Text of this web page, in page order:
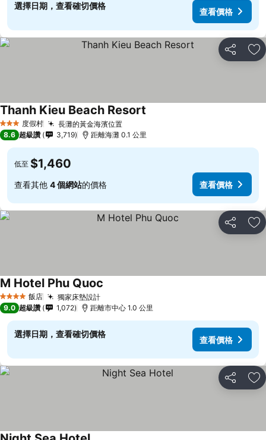
選擇日期，查看確切價格
查看價格
分享 加
3 星級 度假村 長灘的黃金海濱位置
Thanh Kieu Beach Resort
8.6 超級讚 3,719 距離海灘 0.1 公里
低至 $1,460
查看其他 4 個網站的價格 查看價格
分享 加
4 星級 飯店 獨家床墊設計
M Hotel Phu Quoc
9.0 超級讚 1,072 距離市中心 1.0 公里
選擇日期，查看確切價格
查看價格
分享 加